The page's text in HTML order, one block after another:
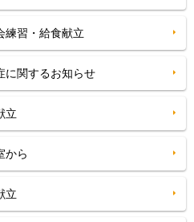
習・給食献立
関するお知らせ
立
から
立